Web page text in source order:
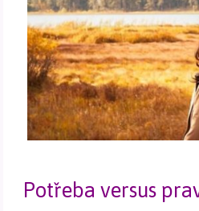
Potřeba versus